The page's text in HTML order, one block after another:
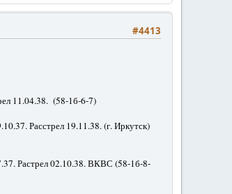
#4413
11.04.38. (58-1б-6-7)
Расстрел 19.11.38. (г. Иркутск)
Растрел 02.10.38. ВКВС (58-1б-8-